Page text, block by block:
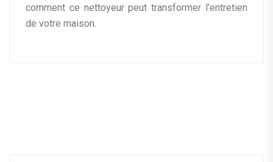
comment ce nettoyeur peut transformer l’entretien
de votre maison.